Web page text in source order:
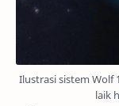
Ilustrasi sistem Wolf
laik